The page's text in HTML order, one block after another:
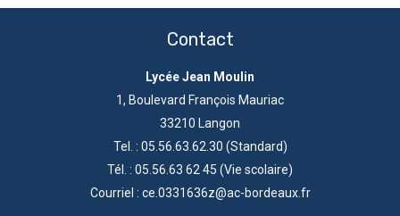
Contact
Lycée Jean Moulin
1, Boulevard François Mauriac
33210 Langon
Tel. : 05.56.63.62.30 (Standard)
Tél. : 05.56.63 62 45 (Vie scolaire)
Courriel : ce.0331636z@ac-bordeaux.fr